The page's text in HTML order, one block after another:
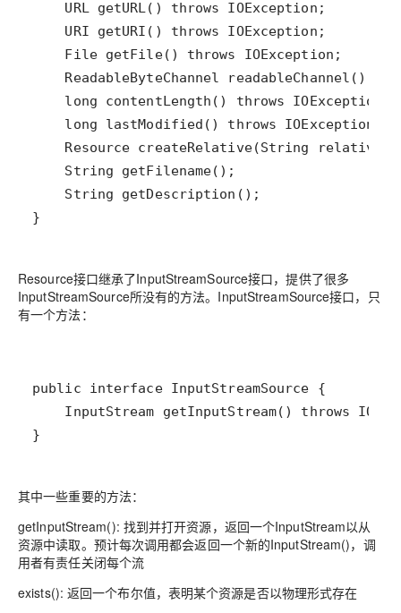
}
Resource接口继承了InputStreamSource接口，提供了很多
InputStreamSource所没有的方法。InputStreamSource接口，只
有一个方法：
}
其中一些重要的方法：
getInputStream(): 找到并打开资源，返回一个InputStream以从
资源中读取。预计每次调用都会返回一个新的InputStream()，调
用者有责任关闭每个流
exists(): 返回一个布尔值，表明某个资源是否以物理形式存在